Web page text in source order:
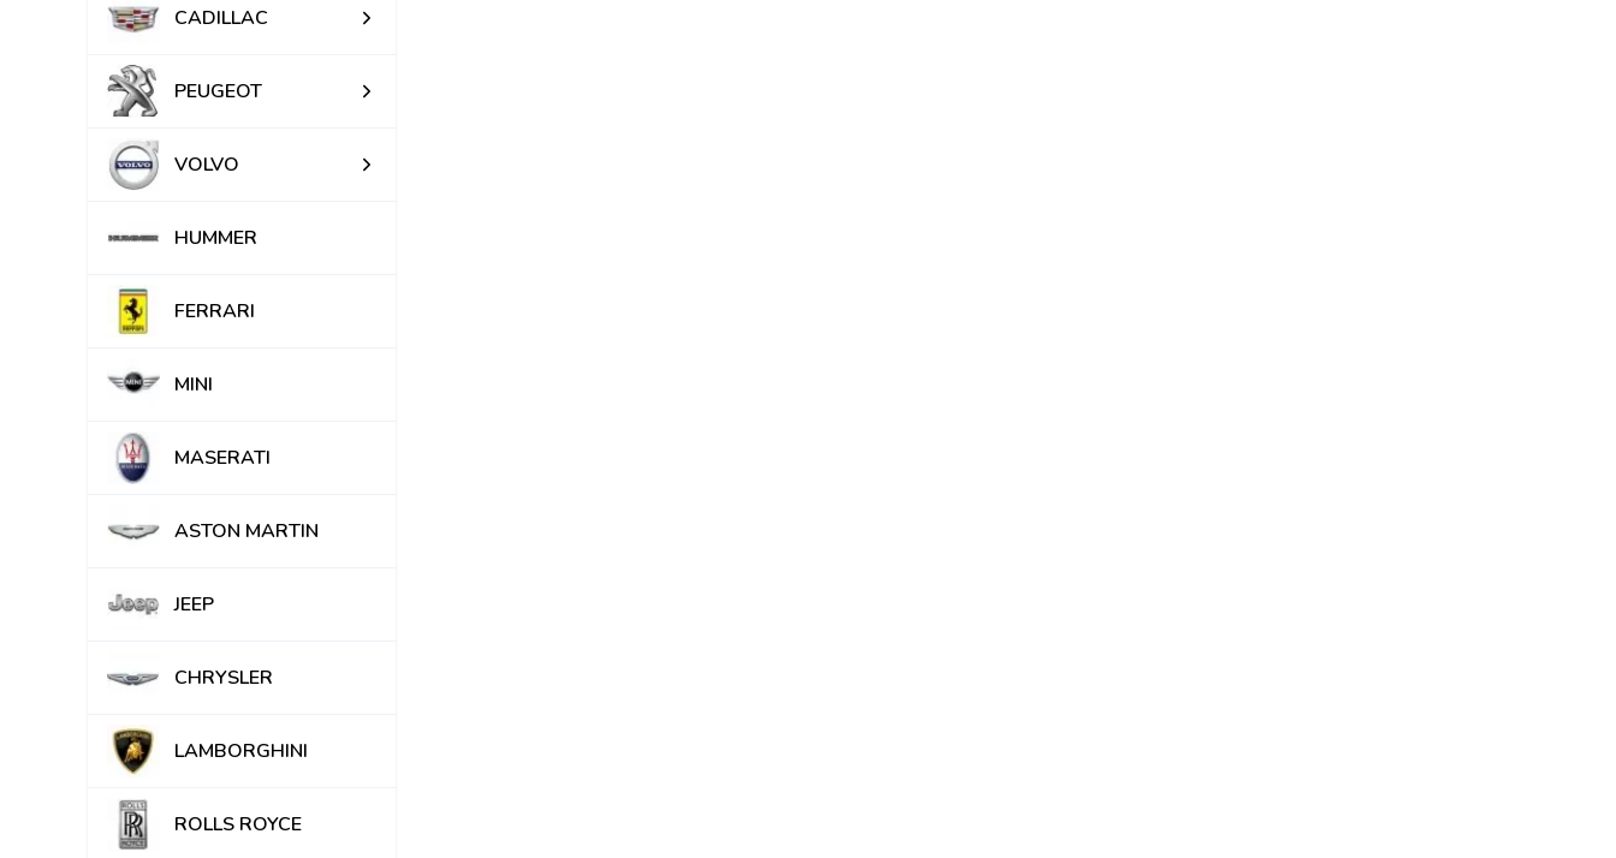
CADILLAC
PEUGEOT
VOLVO
HUMMER
FERRARI
MINI
MASERATI
ASTON MARTIN
JEEP
CHRYSLER
LAMBORGHINI
ROLLS ROYCE